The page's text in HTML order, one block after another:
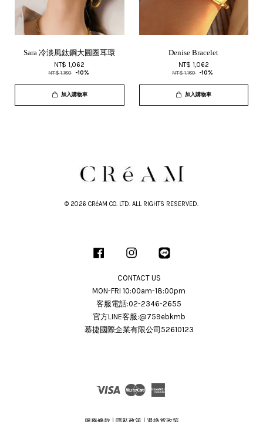
Sara 冷淡風鈦鋼大圓圈耳環
NT$ 1,062
NT$ 1,180 -10%
加入購物車
Denise Bracelet
NT$ 1,062
NT$ 1,180 -10%
加入購物車
© 2026 CRéAM CO. LTD. ALL RIGHTS RESERVED.
Facebook Instagram
CONTACT US
MON-FRI 10:00am-18:00pm
客服電話:02-2346-2655
官方LINE客服:@759ebkmb
慕捷國際企業有限公司52610123
Visa